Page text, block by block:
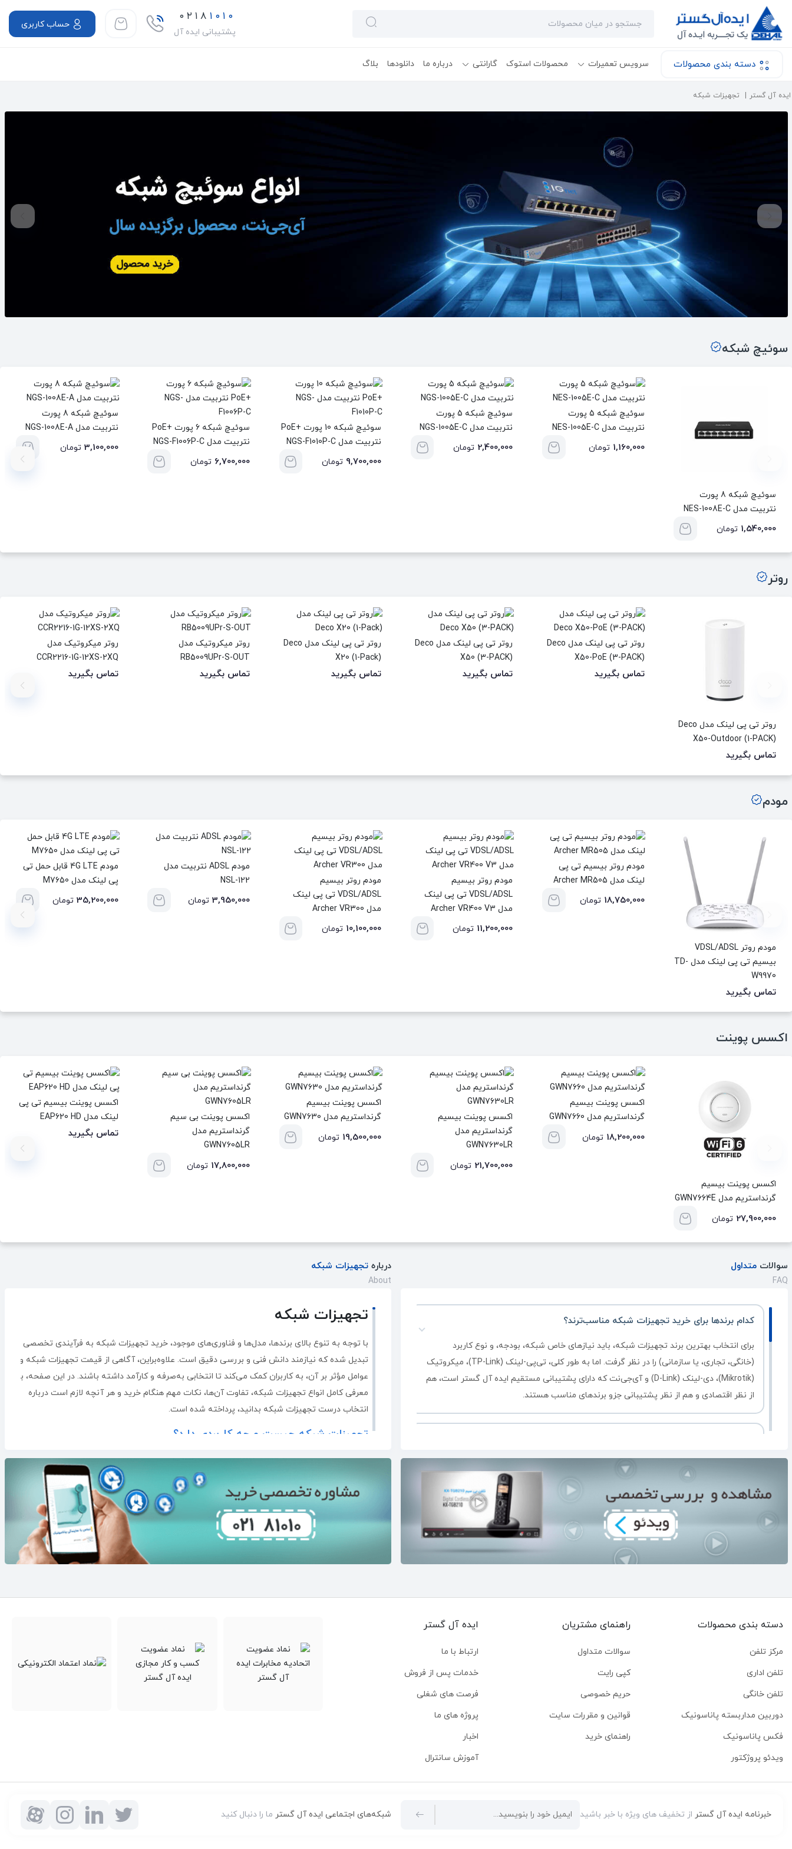
۰۲۱۸ ۱۰۱۰
پشتیبانی ایده آل
حساب کاربری
دسته بندی محصولات سرویس تعمیرات محصولات استوک گارانتی درباره ما دانلودها بلاگ
ایده آل گستر تجهیزات شبکه
سوئیچ شبکه
سوئیچ شبکه 8 پورت
نتربیت مدل NES-1008E-C
1,540,000 تومان
سوئیچ شبکه 5 پورت
نتربیت مدل NES-1005E-C
1,160,000 تومان
سوئیچ شبکه 5 پورت
نتربیت مدل NGS-1005E-C
2,400,000 تومان
سوئیچ شبکه 10 پورت +PoE
نتربیت مدل NGS-F1010P-C
9,700,000 تومان
سوئیچ شبکه 6 پورت +PoE
نتربیت مدل NGS-F1006P-C
6,700,000 تومان
سوئیچ شبکه 8 پورت
نتربیت مدل NGS-1008E-A
3,100,000 تومان
روتر
روتر تی پی لینک مدل Deco
X50-Outdoor (1-PACK)
تماس بگیرید
روتر تی پی لینک مدل Deco
X50-PoE (3-PACK)
تماس بگیرید
روتر تی پی لینک مدل Deco
X50 (3-PACK)
تماس بگیرید
روتر تی پی لینک مدل Deco
X20 (1-Pack)
تماس بگیرید
روتر میکروتیک مدل
RB5009UPr-S-OUT
تماس بگیرید
روتر میکروتیک مدل
CCR2216-1G-12XS-2XQ
تماس بگیرید
مودم
مودم روتر VDSL/ADSL
بیسیم تی پی لینک مدل TD-
W9970
تماس بگیرید
مودم روتر بیسیم تی پی
لینک مدل Archer MR505
18,750,000 تومان
مودم روتر بیسیم
VDSL/ADSL تی پی لینک
مدل Archer VR400 V3
11,200,000 تومان
مودم روتر بیسیم
VDSL/ADSL تی پی لینک
مدل Archer VR300
10,100,000 تومان
مودم ADSL نتربیت مدل
NSL-122
3,950,000 تومان
مودم 4G LTE قابل حمل تی
پی لینک مدل M7650
35,200,000 تومان
اکسس پوینت
اکسس پوینت بیسیم
گرنداستریم مدل GWN7664E
27,900,000 تومان
اکسس پوینت بیسیم
گرنداستریم مدل GWN7660
18,200,000 تومان
اکسس پوینت بیسیم
گرنداستریم مدل
GWN7630LR
21,700,000 تومان
اکسس پوینت بیسیم
گرنداستریم مدل GWN7630
19,500,000 تومان
اکسس پوینت بی سیم
گرنداستریم مدل
GWN7605LR
17,800,000 تومان
اکسس پوینت بیسیم تی پی
لینک مدل EAP620 HD
تماس بگیرید
سوالاتمتداول
FAQ
کدام برندها برای خرید تجهیزات شبکه مناسب‌ترند؟
برای انتخاب بهترین برند تجهیزات شبکه، باید نیازهای خاص شبکه، بودجه، و نوع کاربرد
(خانگی، تجاری، یا سازمانی) را در نظر گرفت. اما به طور کلی، تی‌پی-لینک (TP-Link)، میکروتیک
(Mikrotik)، دی-لینک (D-Link) و آی‌جی‌نت که دارای پشتیبانی مستقیم ایده آل گستر است، هم
از نظر اقتصادی و هم از نظر پشتیبانی جزو برندهای مناسب هستند.
بله. شرکت ایده‌آل‌گستر به صورت عمده نیز پاسخگوی مشتریان عزیز است.
آیا تجهیزات استوک یا دست دوم هم عرضه می‌کنید؟
خیر، محصولات تجهیزات شبکه به صورت نو و آکبند عرضه می‌شوند.
مدت زمان ارسال سفارش چقدر است؟
تهران فقط در چند ساعت، شهرهای نزدیک 24 و شهرهای دور از 24 تا 48 ساعت.
آیا خدمات نصب یا کابل‌کشی هم ارائه می‌شود؟
بله این نوع خدمات نیز ارائه می‌شود.
درباره تجهیزات شبکه
About
تجهیزات شبکه
با توجه به تنوع بالای برندها، مدل‌ها و فناوری‌های موجود، خرید تجهیزات شبکه به فرآیندی تخصصی
تبدیل شده که نیازمند دانش فنی و بررسی دقیق است. علاوه‌بر‌این، آگاهی از قیمت تجهیزات شبکه و
عوامل مؤثر بر آن، به کاربران کمک می‌کند تا انتخابی به‌صرفه و کارآمد داشته باشند. در این صفحه، به
معرفی کامل انواع تجهیزات شبکه، تفاوت آن‌ها، نکات مهم هنگام خرید و هر آنچه لازم است درباره
انتخاب درست تجهیزات شبکه بدانید، پرداخته شده است.
تجهیزات شبکه چیست و چه کاربردی دارد؟
شبکه‌های کامپیوتری مجموعه‌ای از سیستم‌ها و دستگاه‌هایی هستند که به‌وسیله تجهیزات شبکه به
یکدیگر متصل می‌شوند تا بتوانند داده‌ها را بین خود رد و بدل کنند. این شبکه‌ها در محیط‌های خانگی،
اداری، تجاری و سازمانی نقش اساسی در برقراری ارتباط، انتقال اطلاعات و اشتراک منابع ایفا می‌کنند.
استفاده از تجهیزات مناسب شبکه به دلایل متعددی ضروری است. از جمله این دلایل می‌توان به
افزایش سرعت انتقال اطلاعات، کاهش هزینه‌ها، بهبود امنیت داده‌ها و امکان مدیریت متمرکز منابع
به طور کلی، شبکه‌های کامپیوتری بر اساس معیارهای مختلف مانند گستردگی جغرافیایی، توپولوژی، یا
برای اتصال دستگاه‌ها در یک محیط محدود با سرعت بالا.
محدوده جغرافیایی بزرگ (مثل شهرها یا کشورها).
محدوده یک مجموعه دانشگاهی یا سازمانی.
دسته بندی محصولات
مرکز تلفن
تلفن اداری
تلفن خانگی
دوربین مداربسته پاناسونیک
فکس پاناسونیک
ویدئو پروژکتور
راهنمای مشتریان
سوالات متداول
کپی رایت
حریم خصوصی
قوانین و مقررات سایت
راهنمای خرید
ایده آل گستر
ارتباط با ما
خدمات پس از فروش
فرصت های شغلی
پروژه های ما
اخبار
آموزش سانترال
خبرنامه ایده آل گستر از تخفیف های ویژه با خبر باشید شبکه‌های اجتماعی ایده آل گستر ما را دنبال کنید